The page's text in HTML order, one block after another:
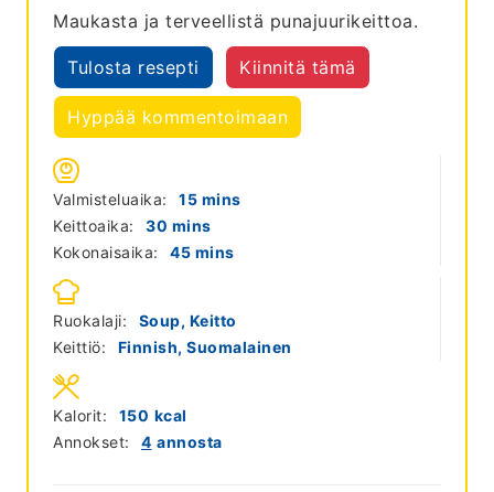
Maukasta ja terveellistä punajuurikeittoa.
Tulosta resepti Kiinnitä tämä
Hyppää kommentoimaan
Valmisteluaika: 15minutes
mins
Keittoaika:
30 minutes
mins
Kokonaisaika:
45minutes
mins
Ruokalaji:
Soup, Keitto
Keittiö:
Finnish, Suomalainen
Annokset: 4 annosta
Kalorit: 150 kcal